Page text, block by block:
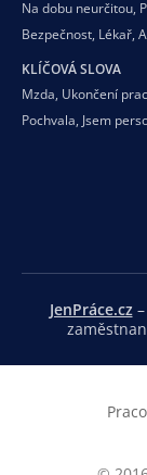
Na dobu neurčitou,
Bezpečnost, Lékař,
KLÍČOVÁ SLOVA
Mzda, Ukončení
Pochvala, Jsem
JenPráce.cz–